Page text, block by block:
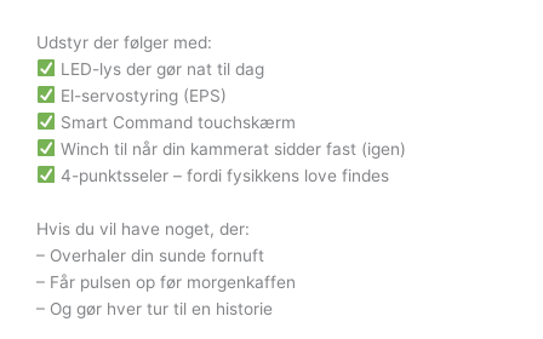
Udstyr der følger med:
LED-lys der gør nat til dag
El-servostyring (EPS)
Smart Command touchskærm
Winch til når din kammerat sidder fast (igen)
4-punktsseler – fordi fysikkens love findes
Hvis du vil have noget, der:
– Overhaler din sunde fornuft
– Får pulsen op før morgenkaffen
– Og gør hver tur til en historie